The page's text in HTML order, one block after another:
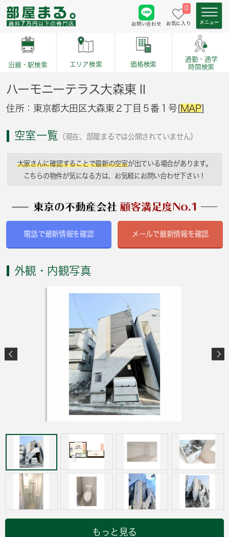
お問い合わせ
0
お気に入り
沿線・駅検索 エリア検索 価格検索
通勤・通学
時間検索
ハーモニーテラス大森東Ⅱ
住所：東京都大田区大森東２丁目５番１号[MAP]
空室一覧 （現在、部屋まるでは公開されていません）
大家さんに確認することで最新の空室が出ている場合があります。
こちらの物件が気になる方は、お気軽にお問い合わせ下さい！
電話で最新情報を確認 メールで最新情報を確認
外観・内観写真
もっと見る